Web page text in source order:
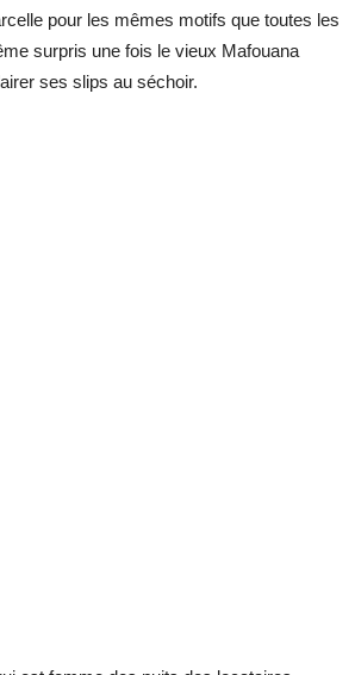
pour les mêmes motifs que toutes les
surpris une fois le vieux Mafouana
ses slips au séchoir.